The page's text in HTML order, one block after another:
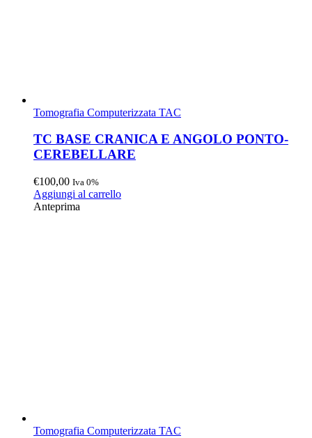
Tomografia Computerizzata TAC
TC BASE CRANICA E ANGOLO PONTO-
CEREBELLARE
€100,00 Iva 0%
Aggiungi al carrello
Anteprima
Tomografia Computerizzata TAC